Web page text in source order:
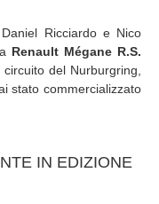
Ricciardo e Nico
Renault Mégane R.S.
del Nurburgring,
stato commercializzato
IN EDIZIONE